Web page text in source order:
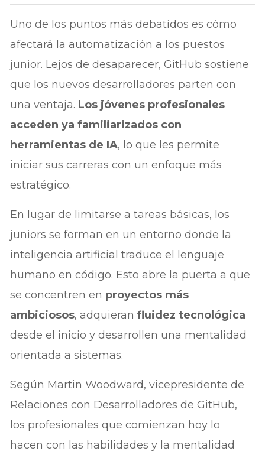
Uno de los puntos más debatidos es cómo
afectará la automatización a los puestos
junior. Lejos de desaparecer, GitHub sostiene
que los nuevos desarrolladores parten con
una ventaja. Los jóvenes profesionales
acceden ya familiarizados con
herramientas de IA, lo que les permite
iniciar sus carreras con un enfoque más
estratégico.
En lugar de limitarse a tareas básicas, los
juniors se forman en un entorno donde la
inteligencia artificial traduce el lenguaje
humano en código. Esto abre la puerta a que
se concentren en proyectos más
ambiciosos, adquieran fluidez tecnológica
desde el inicio y desarrollen una mentalidad
orientada a sistemas.
Según Martin Woodward, vicepresidente de
Relaciones con Desarrolladores de GitHub,
los profesionales que comienzan hoy lo
hacen con las habilidades y la mentalidad